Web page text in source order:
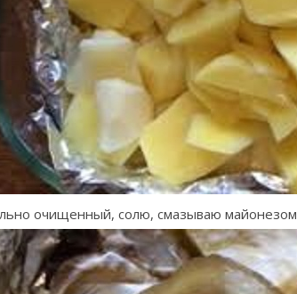
очищенный, солю, смазываю майонезом